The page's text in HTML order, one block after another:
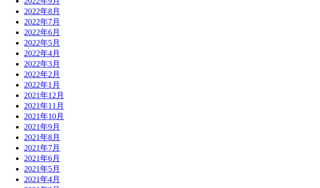
2022年8月
2022年7月
2022年6月
2022年5月
2022年4月
2022年3月
2022年2月
2022年1月
2021年12月
2021年11月
2021年10月
2021年9月
2021年8月
2021年7月
2021年6月
2021年5月
2021年4月